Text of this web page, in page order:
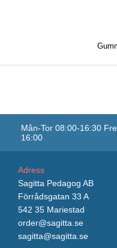
Mån-Tor 08:00-16:30
16:00
Adress
Sagitta Pedagog AB
Förrådsgatan 33 A
542 35 Mariestad
order@sagitta.se
sagitta@sagitta.se